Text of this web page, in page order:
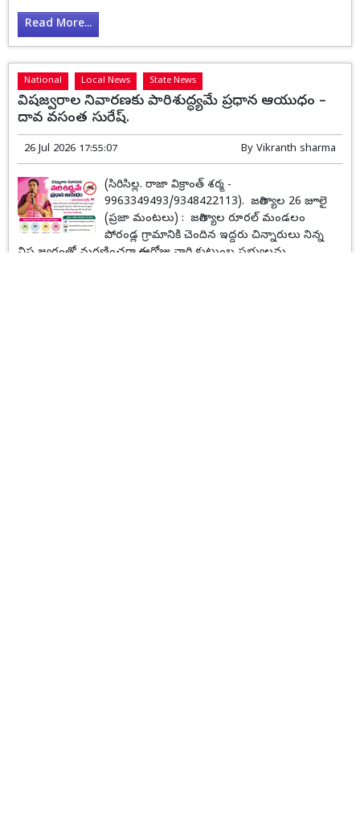
Read More...
National Local News State News
విషజ్వరాల నివారణకు పారిశుద్ధ్యమే ప్రధాన ఆయుధం –
దావ వసంత సురేష్.
26 Jul 2026 17:55:07 By Vikranth sharma
(సిరిసిల్ల. రాజా విక్రాంత్ శర్మ -
9963349493/9348422113). జగిత్యాల 26 జూలై
(ప్రజా మంటలు) : జగిత్యాల రూరల్ మండలం
పోరండ్ల గ్రామానికి చెందిన ఇద్దరు చిన్నారులు నిన్న
విష జ్వరంతో మరణించగా ఈరోజు వారి కుటుంబ సభ్యులను